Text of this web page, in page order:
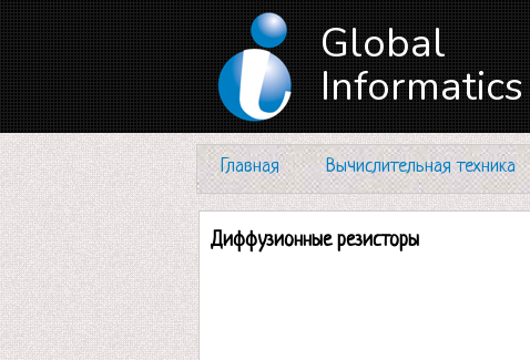
Global
Informatics
Главная Вычислительная техника
Диффузионные резиcторы